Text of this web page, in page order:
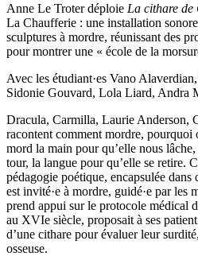
Anne Le Troter déploie La cithare de
La Chaufferie : une installation
sculptures à mordre, réunissant des
pour montrer une « école de la
Avec les étudiant·es Vano
Sidonie Gouvard, Lola Liard, Andra
Dracula, Carmilla, Laurie Anderson,
racontent comment mordre,
mord la main pour qu’elle nous
tour, la langue pour qu’elle se retire.
pédagogie poétique, encapsulée dans
est invité·e à mordre, guidé·e par les
prend appui sur le protocole médical
au XVIe siècle, proposait à ses
d’une cithare pour évaluer leur
osseuse.